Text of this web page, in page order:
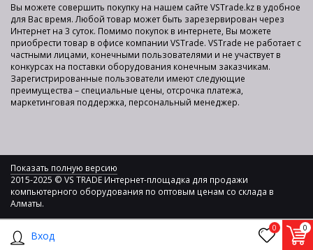
Вход
0 0
Вы можете совершить покупку на нашем сайте VSTrade.kz в удобное
для Вас время. Любой товар может быть зарезервирован через
Интернет на 3 суток. Помимо покупок в интернете, Вы можете
приобрести товар в офисе компании VSTrade. VSTrade не работает с
частными лицами, конечными пользователями и не участвует в
конкурсах на поставки оборудования конечным заказчикам.
Зарегистрированные пользователи имеют следующие
преимущества – специальные цены, отсрочка платежа,
маркетинговая поддержка, персональный менеджер.
Показать полную версию
2015-2025 © VS TRADE Интернет-площадка для продажи
компьютерного оборудования по оптовым ценам со склада в
Алматы.